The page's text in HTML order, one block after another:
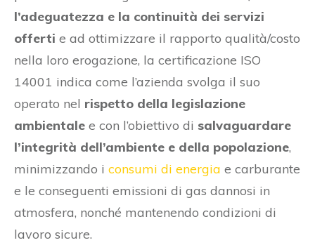
l’adeguatezza e la continuità dei servizi
offerti e ad ottimizzare il rapporto qualità/costo
nella loro erogazione, la certificazione ISO
14001 indica come l’azienda svolga il suo
operato nel rispetto della legislazione
ambientale e con l’obiettivo di salvaguardare
l’integrità dell’ambiente e della popolazione,
minimizzando i consumi di energia e carburante
e le conseguenti emissioni di gas dannosi in
atmosfera, nonché mantenendo condizioni di
lavoro sicure.